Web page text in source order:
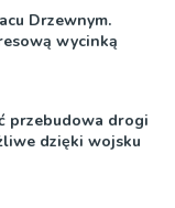
Drzewnym.
wycinką
przebudowa drogi
dzięki wojsku